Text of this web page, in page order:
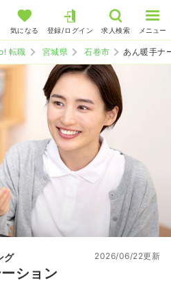
気になる 登録/ログイン 求人検索 メニュー
転職 宮城県 石巻市 あん暖手ナ
グ
ション
2026/06/22更新